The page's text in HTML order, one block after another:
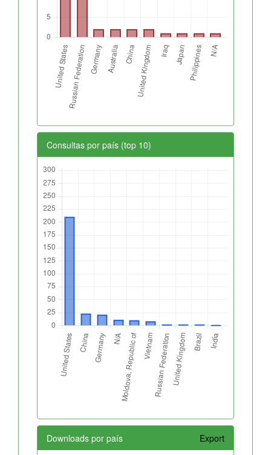
Consultas por país (top 10)
Downloads por país Export